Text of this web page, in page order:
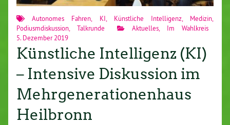
Autonomes Fahren, KI, Künstliche Intelligenz, Medizin,
Podiusmdiskussion,Talkrunde Aktuelles, Im Wahlkreis
5. Dezember 2019
Künstliche Intelligenz (KI)
– Intensive Diskussion im
Mehrgenerationenhaus
Heilbronn